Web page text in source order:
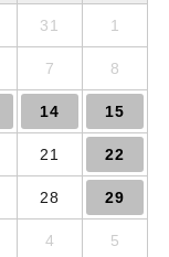
31 1
7 8
14 15
21 22
28 29
4 5